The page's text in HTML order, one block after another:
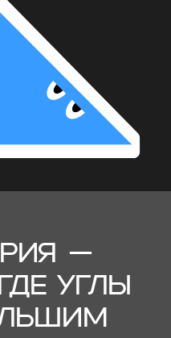
—
УГЛЫ